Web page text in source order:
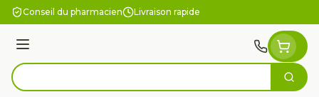
Aller au contenu
Conseil du pharmacien Livraison rapide
Menu
Rechercher